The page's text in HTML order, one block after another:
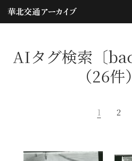
AIタグ検索〔
（26件）
1 2